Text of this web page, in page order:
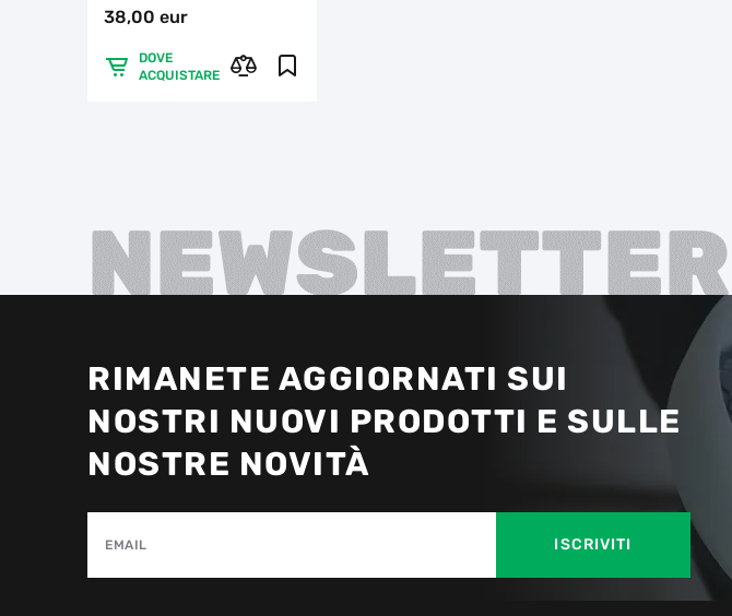
38,00 eur
DOVE
ACQUISTARE
NEWSLETTER
RIMANETE AGGIORNATI SUI
NOSTRI NUOVI PRODOTTI E SULLE
NOSTRE NOVITÀ
EMAIL ISCRIVITI